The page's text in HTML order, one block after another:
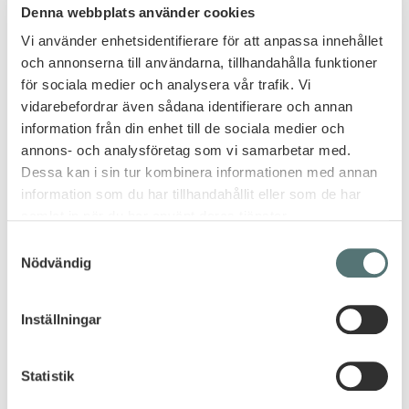
Denna webbplats använder cookies
Vi använder enhetsidentifierare för att anpassa innehållet
och annonserna till användarna, tillhandahålla funktioner
för sociala medier och analysera vår trafik. Vi
vidarebefordrar även sådana identifierare och annan
information från din enhet till de sociala medier och
annons- och analysföretag som vi samarbetar med.
Dessa kan i sin tur kombinera informationen med annan
information som du har tillhandahållit eller som de har
Nödvändig
Inställningar
Statistik
Så blir ni proffs på
digitala möten